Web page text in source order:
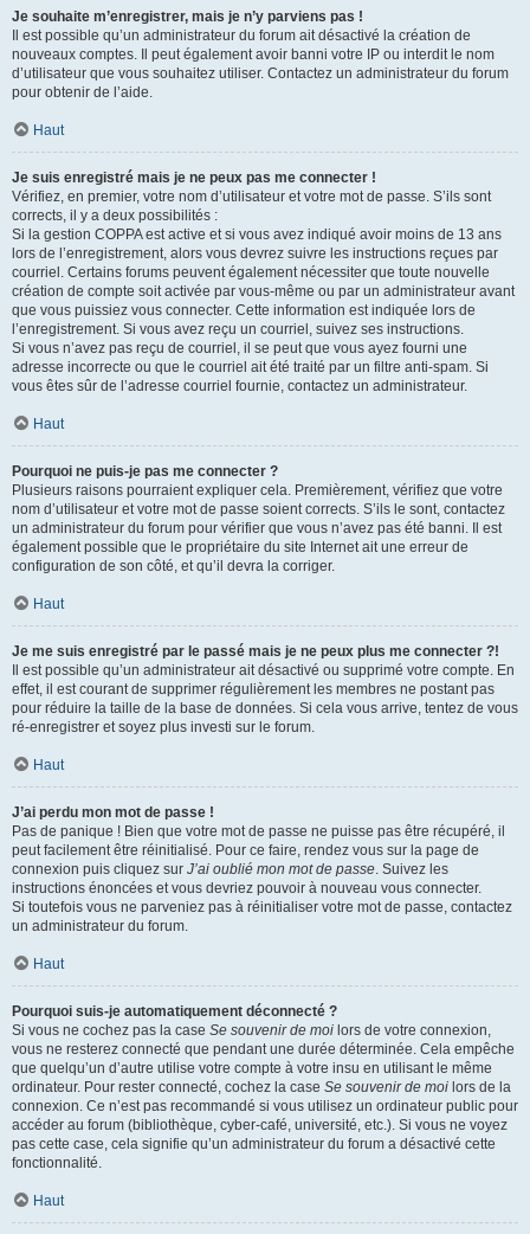
Je souhaite m’enregistrer, mais je n’y parviens pas !
Il est possible qu’un administrateur du forum ait désactivé la création de
nouveaux comptes. Il peut également avoir banni votre IP ou interdit le nom
d’utilisateur que vous souhaitez utiliser. Contactez un administrateur du forum
pour obtenir de l’aide.
Haut
Je suis enregistré mais je ne peux pas me connecter !
Vérifiez, en premier, votre nom d’utilisateur et votre mot de passe. S’ils sont
corrects, il y a deux possibilités :
Si la gestion COPPA est active et si vous avez indiqué avoir moins de 13 ans
lors de l’enregistrement, alors vous devrez suivre les instructions reçues par
courriel. Certains forums peuvent également nécessiter que toute nouvelle
création de compte soit activée par vous-même ou par un administrateur avant
que vous puissiez vous connecter. Cette information est indiquée lors de
l’enregistrement. Si vous avez reçu un courriel, suivez ses instructions.
Si vous n’avez pas reçu de courriel, il se peut que vous ayez fourni une
adresse incorrecte ou que le courriel ait été traité par un filtre anti-spam. Si
vous êtes sûr de l’adresse courriel fournie, contactez un administrateur.
Haut
Pourquoi ne puis-je pas me connecter ?
Plusieurs raisons pourraient expliquer cela. Premièrement, vérifiez que votre
nom d’utilisateur et votre mot de passe soient corrects. S’ils le sont, contactez
un administrateur du forum pour vérifier que vous n’avez pas été banni. Il est
également possible que le propriétaire du site Internet ait une erreur de
configuration de son côté, et qu’il devra la corriger.
Haut
Je me suis enregistré par le passé mais je ne peux plus me connecter ?!
Il est possible qu’un administrateur ait désactivé ou supprimé votre compte. En
effet, il est courant de supprimer régulièrement les membres ne postant pas
pour réduire la taille de la base de données. Si cela vous arrive, tentez de vous
ré-enregistrer et soyez plus investi sur le forum.
Haut
J’ai perdu mon mot de passe !
Pas de panique ! Bien que votre mot de passe ne puisse pas être récupéré, il
peut facilement être réinitialisé. Pour ce faire, rendez vous sur la page de
connexion puis cliquez sur J’ai oublié mon mot de passe. Suivez les
instructions énoncées et vous devriez pouvoir à nouveau vous connecter.
Si toutefois vous ne parveniez pas à réinitialiser votre mot de passe, contactez
un administrateur du forum.
Haut
Pourquoi suis-je automatiquement déconnecté ?
Si vous ne cochez pas la case Se souvenir de moi lors de votre connexion,
vous ne resterez connecté que pendant une durée déterminée. Cela empêche
que quelqu’un d’autre utilise votre compte à votre insu en utilisant le même
ordinateur. Pour rester connecté, cochez la case Se souvenir de moi lors de la
connexion. Ce n’est pas recommandé si vous utilisez un ordinateur public pour
accéder au forum (bibliothèque, cyber-café, université, etc.). Si vous ne voyez
pas cette case, cela signifie qu’un administrateur du forum a désactivé cette
fonctionnalité.
Haut